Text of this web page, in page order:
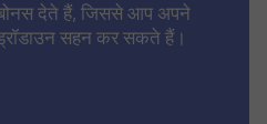
देते हैं, जिससे आप अपने
सहन कर सकते हैं।